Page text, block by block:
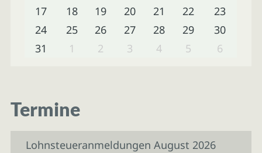
17
18 19 20 21 22
23
24
25 26 27 28 29
30
31
1 2 3 4 5 6
Termine
Lohnsteueranmeldungen August 2026